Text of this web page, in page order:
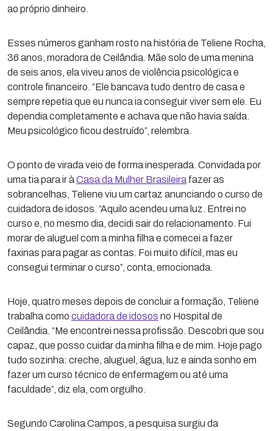
ao próprio dinheiro.
Esses números ganham rosto na história de Teliene Rocha,
36 anos, moradora de Ceilândia. Mãe solo de uma menina
de seis anos, ela viveu anos de violência psicológica e
controle financeiro. “Ele bancava tudo dentro de casa e
sempre repetia que eu nunca ia conseguir viver sem ele. Eu
dependia completamente e achava que não havia saída.
Meu psicológico ficou destruído”, relembra.
O ponto de virada veio de forma inesperada. Convidada por
uma tia para ir à Casa da Mulher Brasileira fazer as
sobrancelhas, Teliene viu um cartaz anunciando o curso de
cuidadora de idosos. “Aquilo acendeu uma luz. Entrei no
curso e, no mesmo dia, decidi sair do relacionamento. Fui
morar de aluguel com a minha filha e comecei a fazer
faxinas para pagar as contas. Foi muito difícil, mas eu
consegui terminar o curso”, conta, emocionada.
Hoje, quatro meses depois de concluir a formação, Teliene
trabalha como cuidadora de idosos no Hospital de
Ceilândia. “Me encontrei nessa profissão. Descobri que sou
capaz, que posso cuidar da minha filha e de mim. Hoje pago
tudo sozinha: creche, aluguel, água, luz e ainda sonho em
fazer um curso técnico de enfermagem ou até uma
faculdade”, diz ela, com orgulho.
Segundo Carolina Campos, a pesquisa surgiu da